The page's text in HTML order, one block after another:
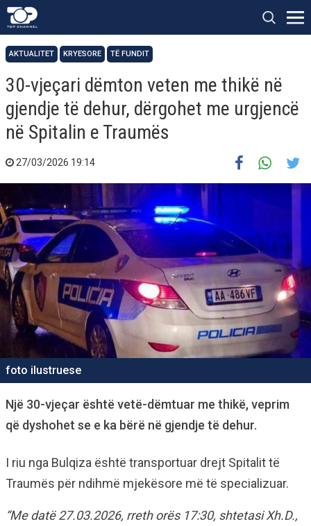
AKTUALITET KRYESORE TË FUNDIT
30-vjeçari dëmton veten me thikë në
gjendje të dehur, dërgohet me urgjencë
në Spitalin e Traumës
27/03/2026 19:14
foto ilustruese
Një 30-vjeçar është vetë-dëmtuar me thikë, veprim
që dyshohet se e ka bërë në gjendje të dehur.
I riu nga Bulqiza është transportuar drejt Spitalit të
Traumës për ndihmë mjekësore më të specializuar.
“Me datë 27.03.2026, rreth orës 17:30, shtetasi Xh.D.,